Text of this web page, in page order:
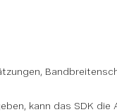
kann das SDK die